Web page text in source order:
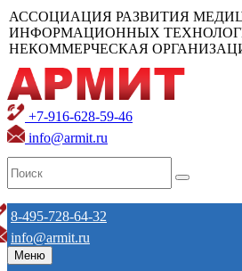
АССОЦИАЦИЯ РАЗВИТИЯ
ИНФОРМАЦИОННЫХ
НЕКОММЕРЧЕСКАЯ
+7-916-628-59-46
info@armit.ru
8-495-728-64-32
info@armit.ru
Меню